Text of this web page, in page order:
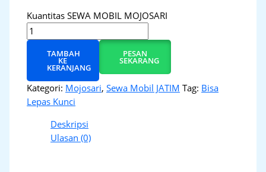
Kuantitas SEWA MOBIL MOJOSARI
TAMBAH
KE
KERANJANG
PESAN
SEKARANG
Kategori: Mojosari,Sewa Mobil JATIM Tag: Bisa
Lepas Kunci
Deskripsi
Ulasan (0)